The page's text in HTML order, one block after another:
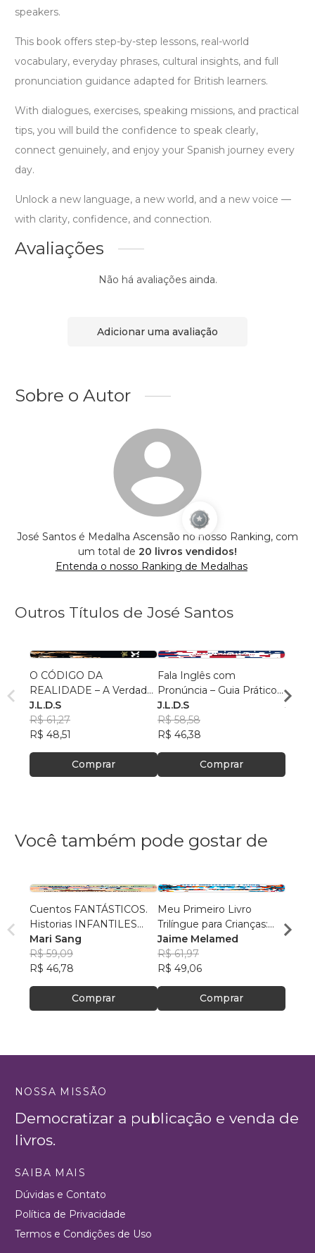
speakers.
This book offers step-by-step lessons, real-world
vocabulary, everyday phrases, cultural insights, and full
pronunciation guidance adapted for British learners.
With dialogues, exercises, speaking missions, and practical
tips, you will build the confidence to speak clearly,
connect genuinely, and enjoy your Spanish journey every
day.
Unlock a new language, a new world, and a new voice —
with clarity, confidence, and connection.
Avaliações
Não há avaliações ainda.
Adicionar uma avaliação
Sobre o Autor
José Santos é Medalha Ascensão no nosso Ranking, com
um total de 20 livros vendidos!
Entenda o nosso Ranking de Medalhas
Outros Títulos de José Santos
O CÓDIGO DA
REALIDADE – A Verdade
Que Não Podes Ignorar
J.L.D.S
R$ 61,27
R$ 48,51
Comprar
Fala Inglês com
Pronúncia – Guia Prático
para Falar com Confiança
J.L.D.S
R$ 58,58
R$ 46,38
Comprar
Você também pode gostar de
Cuentos FANTÁSTICOS.
Historias INFANTILES
escritas por NIÑOS:
Antología Bilíngue
Ilustrada. Español -
Portugués
Mari Sang
R$ 59,09
R$ 46,78
Comprar
Meu Primeiro Livro
Trilíngue para Crianças:
100 Animais em
Português, Inglês e
Espanhol.
Jaime Melamed
R$ 61,97
R$ 49,06
Comprar
igual
Mari
NOSSA MISSÃO
Democratizar a publicação e venda de
livros.
SAIBA MAIS
Dúvidas e Contato
Política de Privacidade
Termos e Condições de Uso